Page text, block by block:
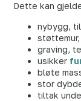
Dette kan
nybygg,
graving,
usikker
bløte
stor
tiltak